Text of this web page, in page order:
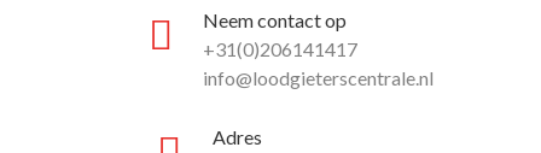
Neem contact op
+31(0)206141417
info@loodgieterscentrale.nl
Adres